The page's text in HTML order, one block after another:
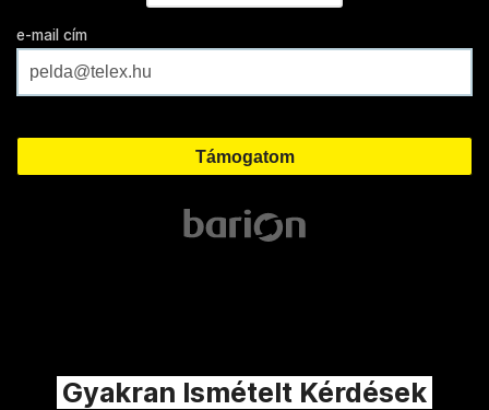
e-mail cím
Gyakran Ismételt Kérdések